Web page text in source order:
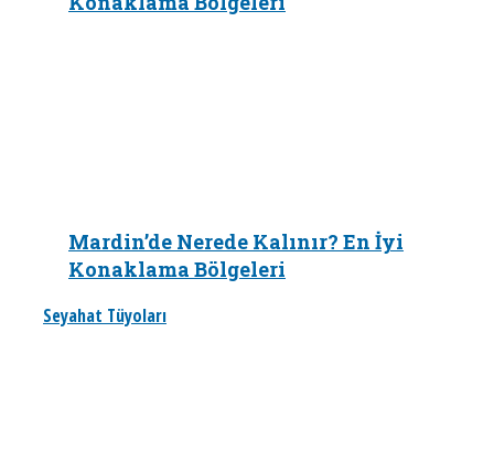
Mardin’de Nerede Kalınır? En İyi
Konaklama Bölgeleri
Seyahat Tüyoları